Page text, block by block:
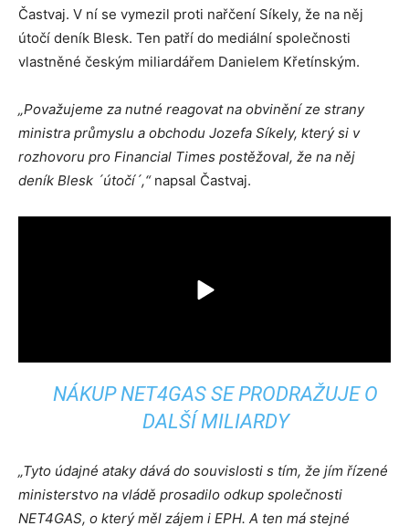
Častvaj. V ní se vymezil proti nařčení Síkely, že na něj
útočí deník Blesk. Ten patří do mediální společnosti
vlastněné českým miliardářem Danielem Křetínským.
„Považujeme za nutné reagovat na obvinění ze strany
ministra průmyslu a obchodu Jozefa Síkely, který si v
rozhovoru pro Financial Times postěžoval, že na něj
deník Blesk ´útočí´,“ napsal Častvaj.
NÁKUP NET4GAS SE PRODRAŽUJE O
DALŠÍ MILIARDY
„Tyto údajné ataky dává do souvislosti s tím, že jím řízené
ministerstvo na vládě prosadilo odkup společnosti
NET4GAS, o který měl zájem i EPH. A ten má stejné